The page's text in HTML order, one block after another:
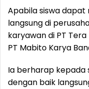
Apabila siswa dapat
langsung di
karyawan di PT
PT Mabito Karya
Ia berharap kepada
dengan baik